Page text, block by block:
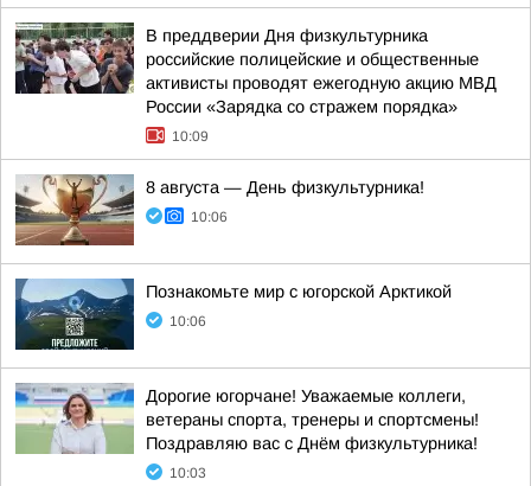
В преддверии Дня физкультурника
российские полицейские и общественные
активисты проводят ежегодную акцию МВД
России «Зарядка со стражем порядка»
10:09
8 августа — День физкультурника!
10:06
Познакомьте мир с югорской Арктикой
10:06
Дорогие югорчане! Уважаемые коллеги,
ветераны спорта, тренеры и спортсмены!
Поздравляю вас с Днём физкультурника!
10:03